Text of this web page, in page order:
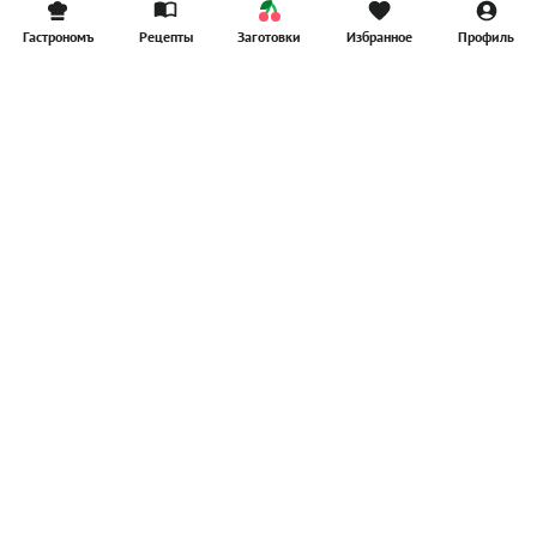
Гастрономъ Рецепты Заготовки Избранное Профиль